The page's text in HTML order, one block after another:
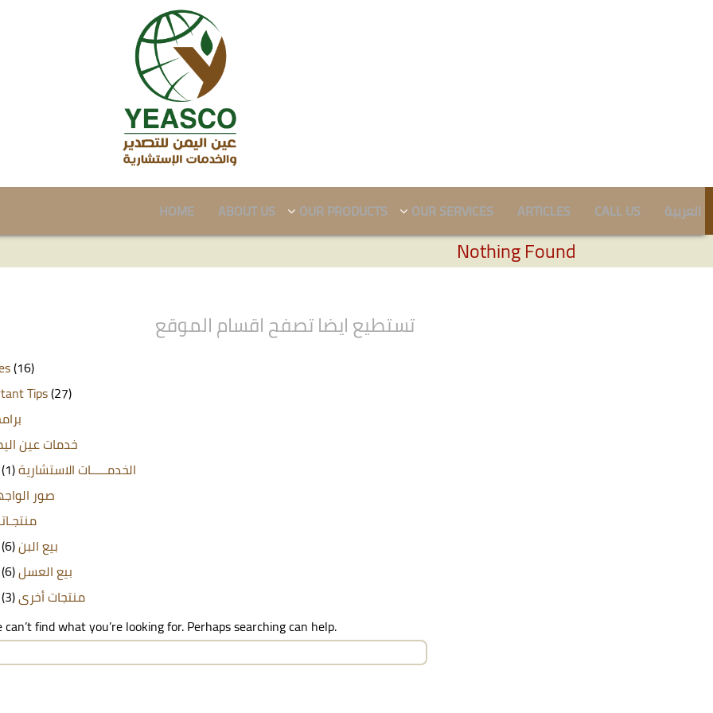
HOME ABOUT US OUR PRODUCTS OUR SERVICES ARTICLES CALL US العربية
Nothing Found
تستطيع ايضا تصفح اقسام الموقع
(16)
Tips(27)
خدمات عين
الخدمـــــات الاستشارية(1)
صور
بيع البن(6)
بيع العسل(6)
منتجات أخرى(3)
find what you’re looking for. Perhaps searching can help.